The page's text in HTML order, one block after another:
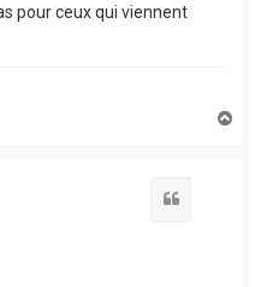
pour ceux qui viennent